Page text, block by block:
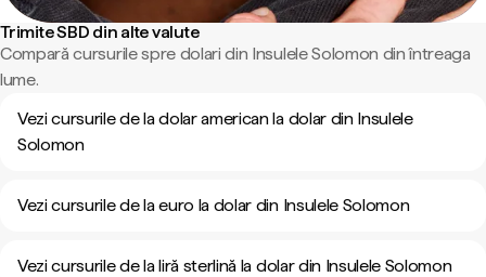
Trimite SBD din alte valute
Compară cursurile spre dolari din Insulele Solomon din întreaga
lume.
Vezi cursurile de la dolar american la dolar din Insulele
Solomon
Vezi cursurile de la euro la dolar din Insulele Solomon
Vezi cursurile de la liră sterlină la dolar din Insulele Solomon